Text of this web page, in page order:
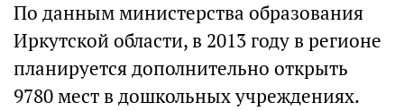
По данным министерства образования
Иркутской области, в 2013 году в регионе
планируется дополнительно открыть
9780 мест в дошкольных учреждениях.